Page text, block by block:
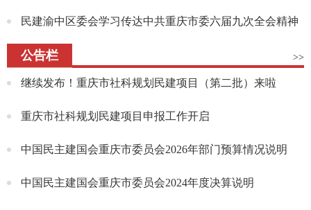
民建渝中区委会学习传达中共重庆市委六届九次全会精神
公告栏 >>
继续发布！重庆市社科规划民建项目（第二批）来啦
重庆市社科规划民建项目申报工作开启
中国民主建国会重庆市委员会2026年部门预算情况说明
中国民主建国会重庆市委员会2024年度决算说明